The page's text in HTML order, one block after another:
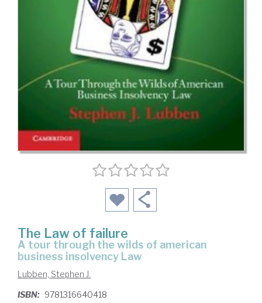
The Law of failure
a tour through the wilds of american
business insolvency Law
Lubben, Stephen J.
ISBN: 9781316640418